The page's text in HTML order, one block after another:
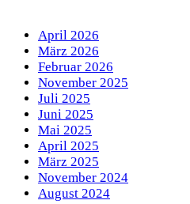
April 2026
März 2026
Februar 2026
November 2025
Juli 2025
Juni 2025
Mai 2025
April 2025
März 2025
November 2024
August 2024